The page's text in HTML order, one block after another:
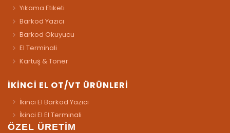
Yıkama Etiketi
Barkod Yazıcı
Barkod Okuyucu
El Terminali
Kartuş & Toner
İKİNCİ EL OT/VT ÜRÜNLERİ
İkinci El Barkod Yazıcı
İkinci El El Terminali
ÖZEL ÜRETİM